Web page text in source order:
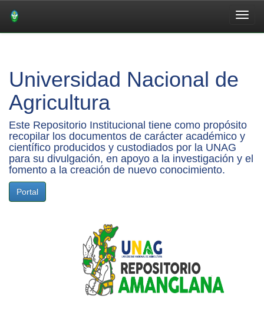
Universidad Nacional de
Agricultura
Este Repositorio Institucional tiene como propósito
recopilar los documentos de carácter académico y
científico producidos y custodiados por la UNAG
para su divulgación, en apoyo a la investigación y el
fomento a la creación de nuevo conocimiento.
Portal